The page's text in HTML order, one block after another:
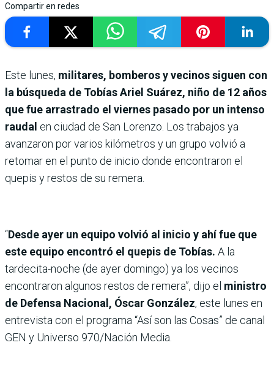
Compartir en redes
Este lunes, militares, bomberos y vecinos siguen con
la búsqueda de Tobías Ariel Suárez, niño de 12 años
que fue arrastrado el viernes pasado por un intenso
raudal en ciudad de San Lorenzo. Los trabajos ya
avanzaron por varios kilómetros y un grupo volvió a
retomar en el punto de inicio donde encontraron el
quepis y restos de su remera.
“Desde ayer un equipo volvió al inicio y ahí fue que
este equipo encontró el quepis de Tobías. A la
tardecita-noche (de ayer domingo) ya los vecinos
encontraron algunos restos de remera”, dijo el ministro
de Defensa Nacional, Óscar González, este lunes en
entrevista con el programa “Así son las Cosas” de canal
GEN y Universo 970/Nación Media.